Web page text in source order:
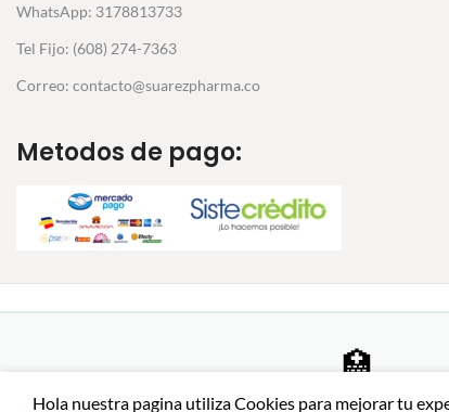
WhatsApp: 3178813733
Tel Fijo: (608) 274-7363
Correo: contacto@suarezpharma.co
Metodos de pago:
Hola nuestra pagina utiliza Cookies para mejorar tu
🏥